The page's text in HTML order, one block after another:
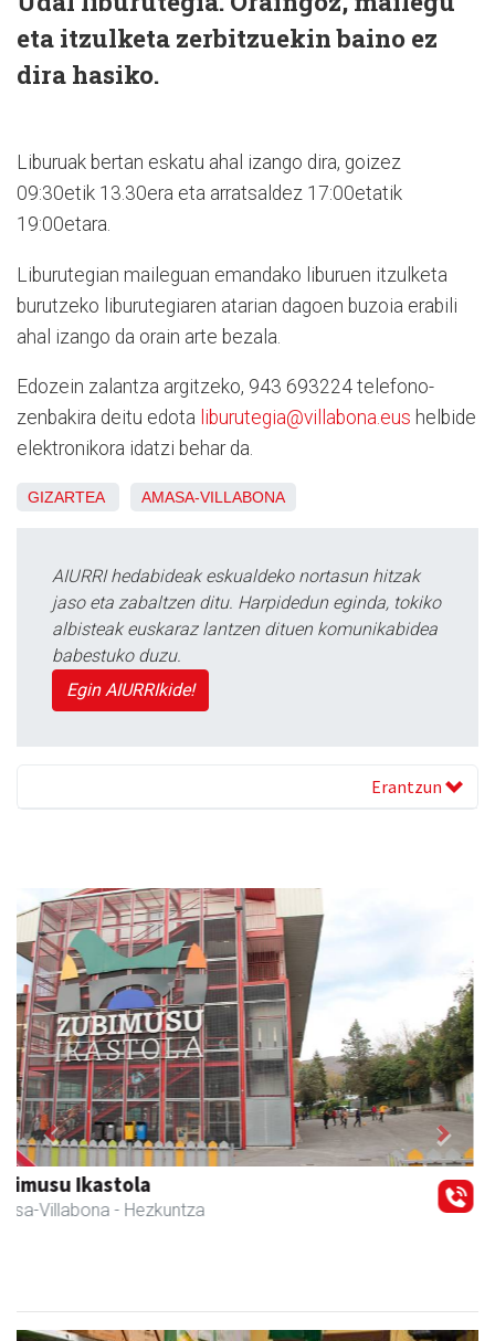
eta itzulketa zerbitzuekin baino ez
dira hasiko.
Liburuak bertan eskatu ahal izango dira, goizez
09:30etik 13.30era eta arratsaldez 17:00etatik
19:00etara.
Liburutegian maileguan emandako liburuen itzulketa
burutzeko liburutegiaren atarian dagoen buzoia erabili
ahal izango da orain arte bezala.
Edozein zalantza argitzeko, 943 693224 telefono-
zenbakira deitu edota liburutegia@villabona.eus helbide
elektronikora idatzi behar da.
GIZARTEA AMASA-VILLABONA
AIURRI hedabideak eskualdeko nortasun hitzak
jaso eta zabaltzen ditu. Harpidedun eginda, tokiko
albisteak euskaraz lantzen dituen komunikabidea
babestuko duzu.
Egin AIURRIkide!
Erantzun
Erniobea BHI
Amasa-Villabona - Hezkuntza
Previous Next